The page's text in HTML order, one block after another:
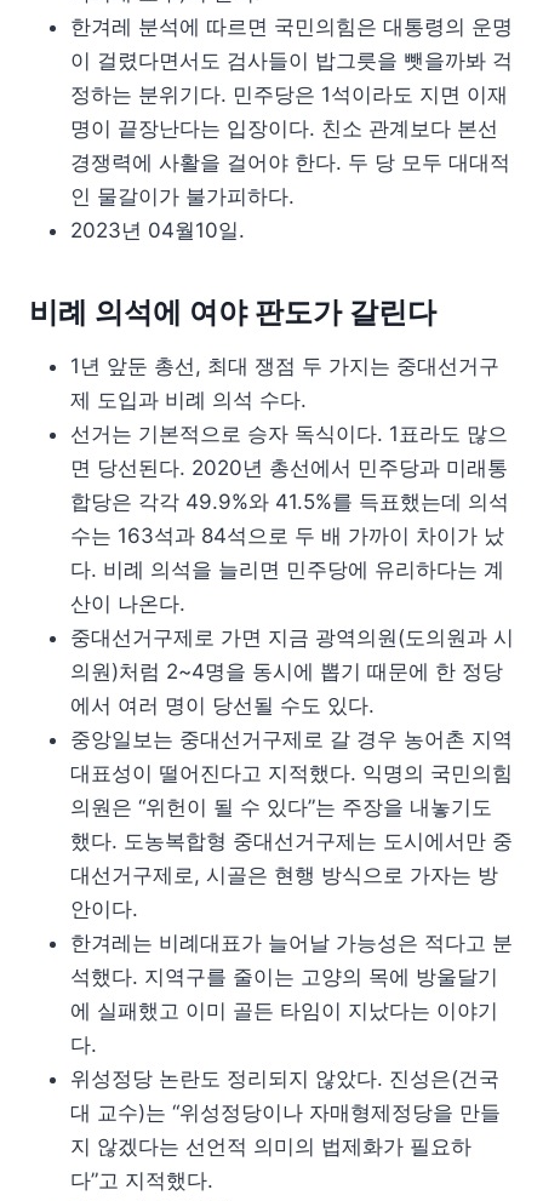
한겨레 분석에 따르면 국민의힘은 대통령의 운명
이 걸렸다면서도 검사들이 밥그릇을 뺏을까봐 걱
정하는 분위기다. 민주당은 1석이라도 지면 이재
명이 끝장난다는 입장이다. 친소 관계보다 본선
경쟁력에 사활을 걸어야 한다. 두 당 모두 대대적
인 물갈이가 불가피하다.
2023년 04월10일.
비례 의석에 여야 판도가 갈린다
1년 앞둔 총선, 최대 쟁점 두 가지는 중대선거구
제 도입과 비례 의석 수다.
선거는 기본적으로 승자 독식이다. 1표라도 많으
면 당선된다. 2020년 총선에서 민주당과 미래통
합당은 각각 49.9%와 41.5%를 득표했는데 의석
수는 163석과 84석으로 두 배 가까이 차이가 났
다. 비례 의석을 늘리면 민주당에 유리하다는 계
산이 나온다.
중대선거구제로 가면 지금 광역의원(도의원과 시
의원)처럼 2~4명을 동시에 뽑기 때문에 한 정당
에서 여러 명이 당선될 수도 있다.
중앙일보는 중대선거구제로 갈 경우 농어촌 지역
대표성이 떨어진다고 지적했다. 익명의 국민의힘
의원은 “위헌이 될 수 있다”는 주장을 내놓기도
했다. 도농복합형 중대선거구제는 도시에서만 중
대선거구제로, 시골은 현행 방식으로 가자는 방
안이다.
한겨레는 비례대표가 늘어날 가능성은 적다고 분
석했다. 지역구를 줄이는 고양의 목에 방울달기
에 실패했고 이미 골든 타임이 지났다는 이야기
다.
위성정당 논란도 정리되지 않았다. 진성은(건국
대 교수)는 “위성정당이나 자매형제정당을 만들
지 않겠다는 선언적 의미의 법제화가 필요하
다”고 지적했다.